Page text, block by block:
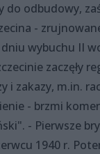
do odbudowy,
-
dniu wybuchu II
zaczęły
i zakazy, m.in.
- brzmi
- Pierwsze
1940 r.